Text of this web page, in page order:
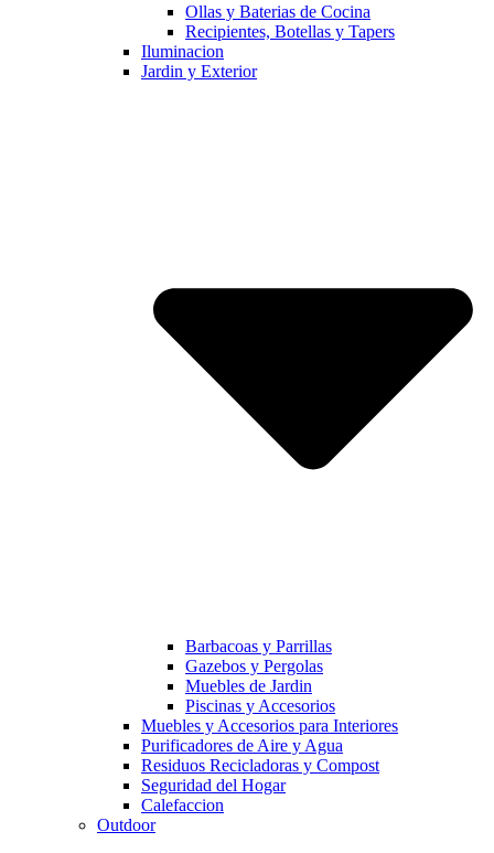
Ollas y Baterias de Cocina
Recipientes, Botellas y Tapers
Iluminacion
Jardin y Exterior
Barbacoas y Parrillas
Gazebos y Pergolas
Muebles de Jardin
Piscinas y Accesorios
Muebles y Accesorios para Interiores
Purificadores de Aire y Agua
Residuos Recicladoras y Compost
Seguridad del Hogar
Calefaccion
Outdoor